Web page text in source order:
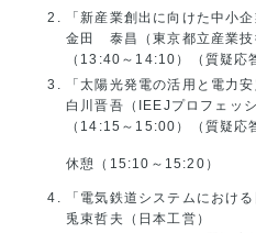
「新産業創出に向けた中小
金田 泰昌（東京都立産業技
（13:40～14:10）（質疑応
「太陽光発電の活用と電力安
白川晋吾（IEEJプロフェッシ
（14:15～15:00）（質疑応
休憩（15:10～15:20）
「電気鉄道システムにおけ
兎束哲夫（日本工営）